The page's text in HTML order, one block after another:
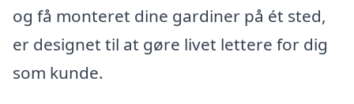
og få monteret dine gardiner på ét sted,
er designet til at gøre livet lettere for dig
som kunde.